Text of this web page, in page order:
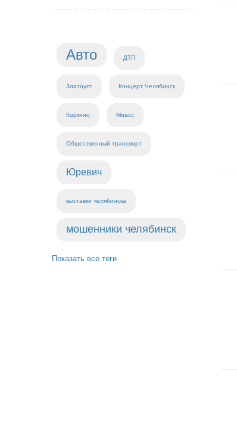
Авто ДТП
Златоуст Концерт Челябинск
Коркино Миасс
Общественный транспорт
Юревич
выставки челябинска
мошенники челябинск
Показать все теги